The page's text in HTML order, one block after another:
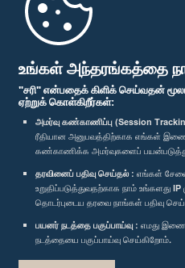
உங்கள் அந்தரங்கத்தை
"சரி" என்பதைக் கிளிக் செய்வதன்
ஏற்றுக் கொள்கிறீர்கள்:
அமர்வு கண்காணிப்பு (Session
ரீதியான அனுபவத்திற்காக எங்கள்
கண்காணிக்க அமர்வுகளைப்
தரவினைப் பதிவு செய்தல் : எங்கள்
உறுதிப்படுத்துவதற்காக நாம் உங்களது
தொடர்புடைய தரவை நாங்கள் பதிவு
பயனர் நடத்தை பகுப்பாய்வு : எமது
நடத்தையை பகுப்பாய்வு செய்கிறோம்.
பாராளுமன்ற கையடக்க செயலி
எம்மை பின்தொடர்க :
விருதுகள்
தனியுரிமைக் கொள்கை